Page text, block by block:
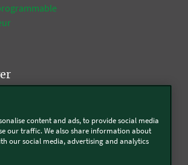
Kobold
Kobold
et Kobold
content and ads, to provide social media
our traffic. We also share information about
our social media, advertising and analytics